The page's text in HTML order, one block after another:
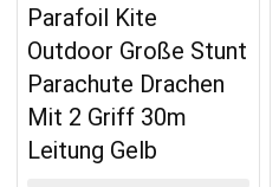
Parafoil Kite
Outdoor Große Stunt
Parachute Drachen
Mit 2 Griff 30m
Leitung Gelb